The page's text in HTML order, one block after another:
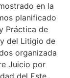
en la
planificado
Práctica de
del Litigio de
organizada
Juicio por
del Este.